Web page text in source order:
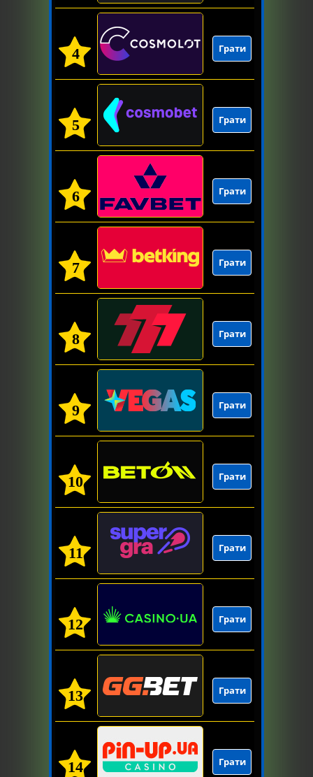
4 Грати
5 Грати
6 Грати
7 Грати
8 Грати
9 Грати
10 Грати
11 Грати
12 Грати
13 Грати
14 Грати